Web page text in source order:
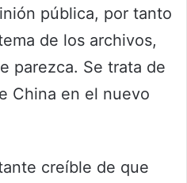
pública, por tanto
de los archivos,
parezca. Se trata de
China en el nuevo
creíble de que